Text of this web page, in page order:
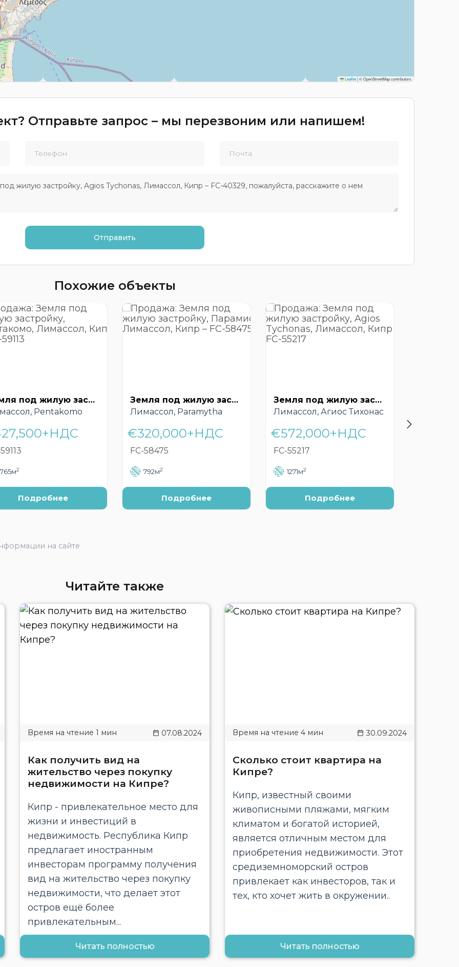
Leaflet|© OpenStreetMap contributors
Отправьте запрос – мы перезвоним или напишем!
Похожие объекты
Земля под жилую застройку, Пентакомо, Лимассол, Кипр – FC-59113
Pentakomo
765м2
Подробнее
Земля под жилую застройку, Парамиса, Лимассол, Кипр – FC-58475
Лимассол, Paramytha
€320,000+НДС
FC-58475
792м2
Подробнее
Земля под жилую застройку, Agios Tychonas, Лимассол, Кипр – FC-55217
Лимассол, Агиос Тихонас
€572,000+НДС
FC-55217
1271м2
Подробнее
на сайте
Читайте также
07.08.2024
Как получить вид на
жительство через покупку
недвижимости на Кипре?
Кипр - привлекательное место для
жизни и инвестиций в
недвижимость. Республика Кипр
предлагает иностранным
инвесторам программу получения
вид на жительство через покупку
недвижимости, что делает этот
остров ещё более
привлекательным...
Читать полностью
30.09.2024
Сколько стоит квартира на
Кипре?
Кипр, известный своими
живописными пляжами, мягким
климатом и богатой историей,
является отличным местом для
приобретения недвижимости. Этот
средиземноморский остров
привлекает как инвесторов, так и
тех, кто хочет жить в окружении..
Читать полностью